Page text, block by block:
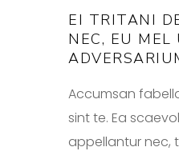
EI TRITANI
NEC, EU MEL
Accumsan
sint te. Ea
appellantur nec,